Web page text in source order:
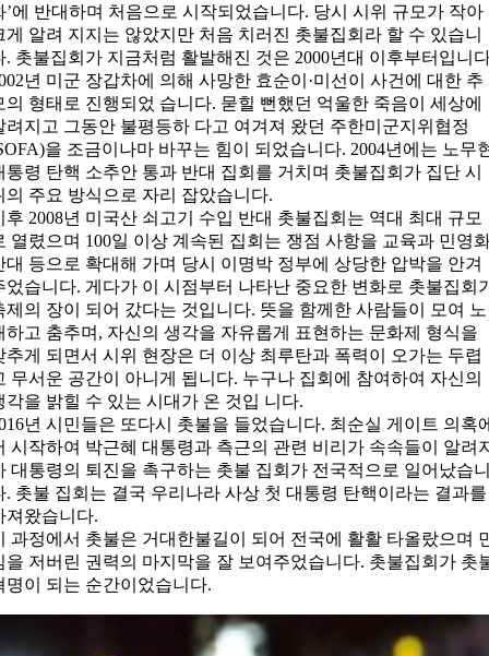
’에 반대하며 처음으로 시작되었습니다. 당시 시위 규모가 작아
게 알려 지지는 않았지만 처음 치러진 촛불집회라 할 수 있습니
. 촛불집회가 지금처럼 활발해진 것은 2000년대 이후부터입니
년 미군 장갑차에 의해 사망한 효순이·미선이 사건에 대한 추
의 형태로 진행되었 습니다. 묻힐 뻔했던 억울한 죽음이 세상에
려지고 그동안 불평등하 다고 여겨져 왔던 주한미군지위협정
을 조금이나마 바꾸는 힘이 되었습니다. 2004년에는 노무
통령 탄핵 소추안 통과 반대 집회를 거치며 촛불집회가 집단 시
의 주요 방식으로 자리 잡았습니다.
후 2008년 미국산 쇠고기 수입 반대 촛불집회는 역대 최대 규모
열렸으며 100일 이상 계속된 집회는 쟁점 사항을 교육과 민영
대 등으로 확대해 가며 당시 이명박 정부에 상당한 압박을 안겨
었습니다. 게다가 이 시점부터 나타난 중요한 변화로 촛불집회
제의 장이 되어 갔다는 것입니다. 뜻을 함께한 사람들이 모여 노
하고 춤추며, 자신의 생각을 자유롭게 표현하는 문화제 형식을
추게 되면서 시위 현장은 더 이상 최루탄과 폭력이 오가는 두렵
무서운 공간이 아니게 됩니다. 누구나 집회에 참여하여 자신의
각을 밝힐 수 있는 시대가 온 것입 니다.
년 시민들은 또다시 촛불을 들었습니다. 최순실 게이트 의혹
시작하여 박근혜 대통령과 측근의 관련 비리가 속속들이 알려
대통령의 퇴진을 촉구하는 촛불 집회가 전국적으로 일어났습
. 촛불 집회는 결국 우리나라 사상 첫 대통령 탄핵이라는 결과를
져왔습니다.
과정에서 촛불은 거대한불길이 되어 전국에 활활 타올랐으며
을 저버린 권력의 마지막을 잘 보여주었습니다. 촛불집회가 촛
명이 되는 순간이었습니다.